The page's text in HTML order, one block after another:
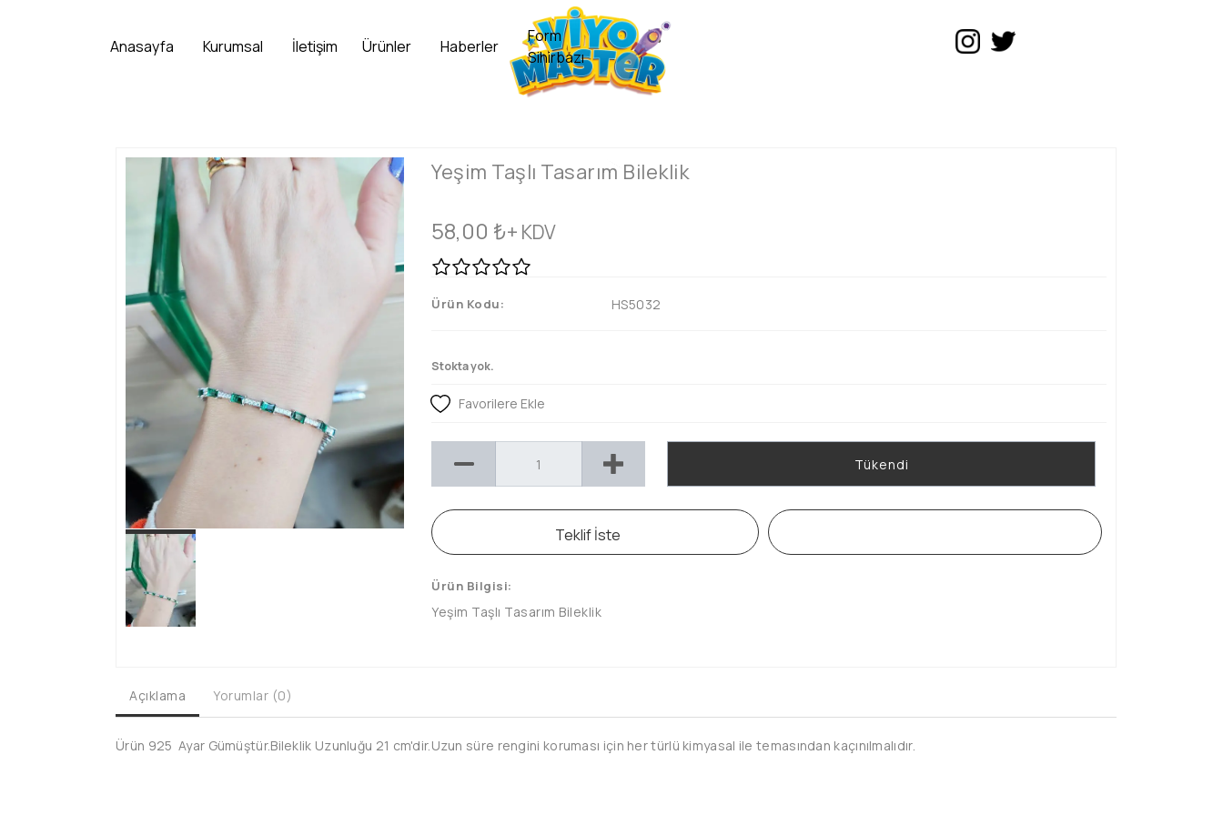
Yeşim Taşlı Tasarım Bileklik
58,00 ₺+ KDV
Ürün Kodu: HS5032
Stokta yok.
Favorilere Ekle
Tükendi
Teklif İste
Ürün Bilgisi:
Yeşim Taşlı Tasarım Bileklik
Açıklama Yorumlar (0)
Ürün 925 Ayar Gümüştür.Bileklik Uzunluğu 21 cm'dir.Uzun süre rengini koruması için her türlü kimyasal ile temasından kaçınılmalıdır.
Anasayfa Kurumsal İletişim Ürünler Haberler
Form
Sihirbazı